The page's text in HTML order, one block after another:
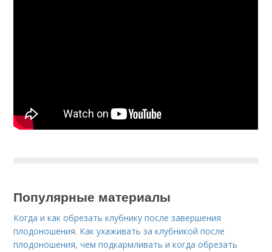
Популярные материалы
Когда и как обрезать клубнику после завершения
плодоношения. Как ухаживать за клубникой после
плодоношения, чем подкармливать и когда обрезать